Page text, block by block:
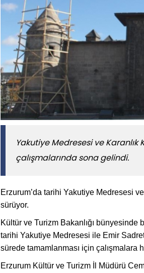
Yakutiye Medresesi ve
çalışmalarında sona gelindi.
Erzurum’da tarihi Yakutiye Medresesi
sürüyor.
Kültür ve Turizm Bakanlığı bünyesinde
tarihi Yakutiye Medresesi ile Emir
sürede tamamlanması için çalışmalara
Erzurum Kültür ve Turizm İl Müdürü